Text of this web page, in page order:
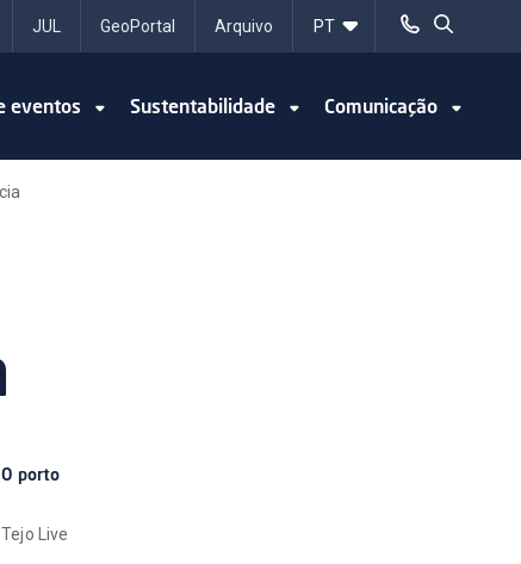
JUL GeoPortal Arquivo
eventos Sustentabilidade Comunicação
O porto
Tejo Live